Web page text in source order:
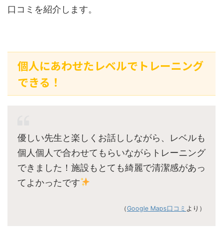
口コミを紹介します。
個人にあわせたレベルでトレーニング
できる！
優しい先生と楽しくお話ししながら、レベルも
個人個人で合わせてもらいながらトレーニング
できました！施設もとても綺麗で清潔感があっ
てよかったです
（Google Maps口コミ より）